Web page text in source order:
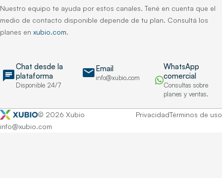
Nuestro equipo te ayuda por estos canales. Tené en cuenta que el
medio de contacto disponible depende de tu plan. Consultá los
planes en xubio.com.
chat
Chat desde la
plataforma
Disponible 24/7
mailEmail
info@xubio.com
WhatsApp
comercial
Consultas sobre
planes y ventas.
© 2026 Xubio PrivacidadTérminos de uso
info@xubio.com